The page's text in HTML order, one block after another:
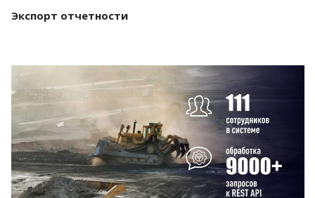
Экспорт отчетности
Смотреть проект